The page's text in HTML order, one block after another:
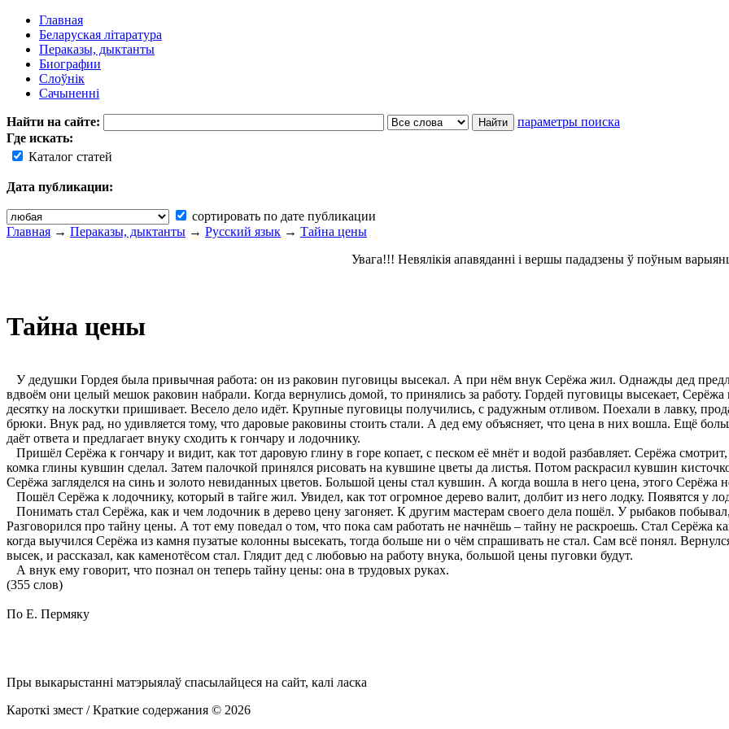
Главная
Беларуская літаратура
Пераказы, дыктанты
Биографии
Слоўнік
Сачыненні
Найти на сайте:
параметры поиска
Где искать:
Каталог статей
Дата публикации:
сортировать по дате публикации
Главная → Пераказы, дыктанты → Русский язык → Тайна цены
Увага!!! Невялікія апавяданні і вершы пададзены ў поўным
Тайна цены
У дедушки Гордея была привычная работа: он из раковин пуговицы высекал. А при нём внук Серёжа жил. Однажды дед
вдвоём они целый мешок раковин набрали. Когда вернулись домой, то принялись за работу. Гордей пуговицы высекает,
десятку на лоскутки пришивает. Весело дело идёт. Крупные пуговицы получились, с радужным отливом. Поехали в лавку,
брюки. Внук рад, но удивляется тому, что даровые раковины стоить стали. А дед ему объясняет, что цена в них вошла. Ещё
даёт ответа и предлагает внуку сходить к гончару и лодочнику.
Пришёл Серёжа к гончару и видит, как тот даровую глину в горе копает, с песком её мнёт и водой разбавляет. Серёжа
комка глины кувшин сделал. Затем палочкой принялся рисовать на кувшине цветы да листья. Потом раскрасил кувшин
Серёжа загляделся на синь и золото невиданных цветов. Большой цены стал кувшин. А когда вошла в него цена, этого Серёжа
Пошёл Серёжа к лодочнику, который в тайге жил. Увидел, как тот огромное дерево валит, долбит из него лодку. Появятся у
Понимать стал Серёжа, как и чем лодочник в дерево цену загоняет. К другим мастерам своего дела пошёл. У рыбаков
Разговорился про тайну цены. А тот ему поведал о том, что пока сам работать не начнёшь – тайну не раскроешь. Стал Серёжа
когда выучился Серёжа из камня пузатые колонны высекать, тогда больше ни о чём спрашивать не стал. Сам всё понял.
высек, и рассказал, как каменотёсом стал. Глядит дед с любовью на работу внука, большой цены пуговки будут.
А внук ему говорит, что познал он теперь тайну цены: она в трудовых руках.
(355 слов)
По Е. Пермяку
Пры выкарыстанні матэрыялаў спасылайцеся на сайт, калі ласка
Кароткі змест / Краткие содержания © 2026